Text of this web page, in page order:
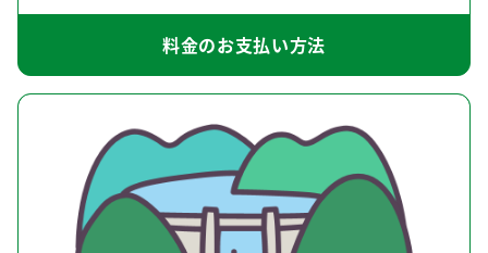
料金のお支払い方法